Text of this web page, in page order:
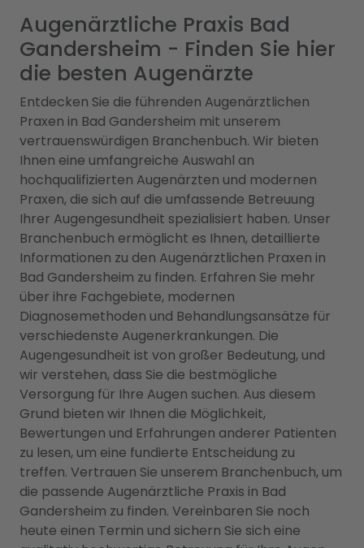
Augenärztliche Praxis Bad
Gandersheim - Finden Sie hier
die besten Augenärzte
Entdecken Sie die führenden Augenärztlichen
Praxen in Bad Gandersheim mit unserem
vertrauenswürdigen Branchenbuch. Wir bieten
Ihnen eine umfangreiche Auswahl an
hochqualifizierten Augenärzten und modernen
Praxen, die sich auf die umfassende Betreuung
Ihrer Augengesundheit spezialisiert haben. Unser
Branchenbuch ermöglicht es Ihnen, detaillierte
Informationen zu den Augenärztlichen Praxen in
Bad Gandersheim zu finden. Erfahren Sie mehr
über ihre Fachgebiete, modernen
Diagnosemethoden und Behandlungsansätze für
verschiedenste Augenerkrankungen. Die
Augengesundheit ist von großer Bedeutung, und
wir verstehen, dass Sie die bestmögliche
Versorgung für Ihre Augen suchen. Aus diesem
Grund bieten wir Ihnen die Möglichkeit,
Bewertungen und Erfahrungen anderer Patienten
zu lesen, um eine fundierte Entscheidung zu
treffen. Vertrauen Sie unserem Branchenbuch, um
die passende Augenärztliche Praxis in Bad
Gandersheim zu finden. Vereinbaren Sie noch
heute einen Termin und sichern Sie sich eine